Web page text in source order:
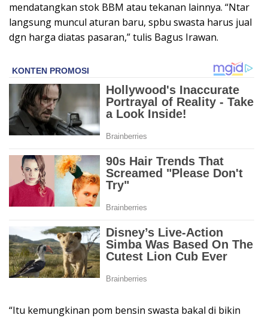
mendatangkan stok BBM atau tekanan lainnya. “Ntar
langsung muncul aturan baru, spbu swasta harus jual
dgn harga diatas pasaran,” tulis Bagus Irawan.
“Itu kemungkinan pom bensin swasta bakal di bikin